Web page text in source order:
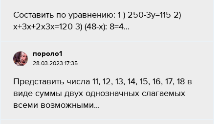
Составить по уравнению: 1 ) 250-3у=115 2)
х+3х+2х3х=120 3) (48-х): 8=4...
пороло1
28.03.2023 17:35
Представить числа 11, 12, 13, 14, 15, 16, 17, 18 в
виде суммы двух однозначных слагаемых
всеми возможными...